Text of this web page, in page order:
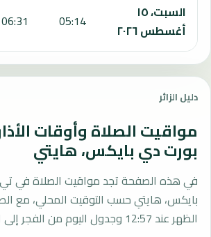
السبت، ١٥
أغسطس ٢٠٢٦
05:14
06:31
دليل الزائر
مواقيت الصلاة وأوقات
بورت دي بايكس، هايتي
في هذه الصفحة تجد مواقيت الصلاة في
بايكس، هايتي حسب التوقيت المحلي، مع
الظهر عند 12:57 وجدول اليوم من الفجر إلى العشاء.